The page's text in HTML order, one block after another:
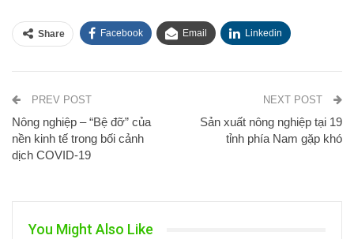
Share Facebook Email Linkedin
PREV POST
Nông nghiệp – “Bệ đỡ” của
nền kinh tế trong bối cảnh
dịch COVID-19
NEXT POST
Sản xuất nông nghiệp tại 19
tỉnh phía Nam gặp khó
You Might Also Like